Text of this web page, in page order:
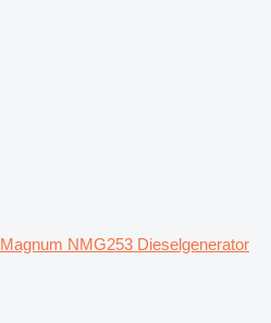
Magnum NMG253 Dieselgenerator